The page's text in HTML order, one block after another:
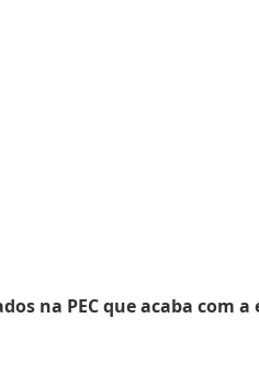
na PEC que acaba com a